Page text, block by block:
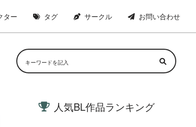
ター タグ サークル お問い合わせ
人気BL作品ランキング